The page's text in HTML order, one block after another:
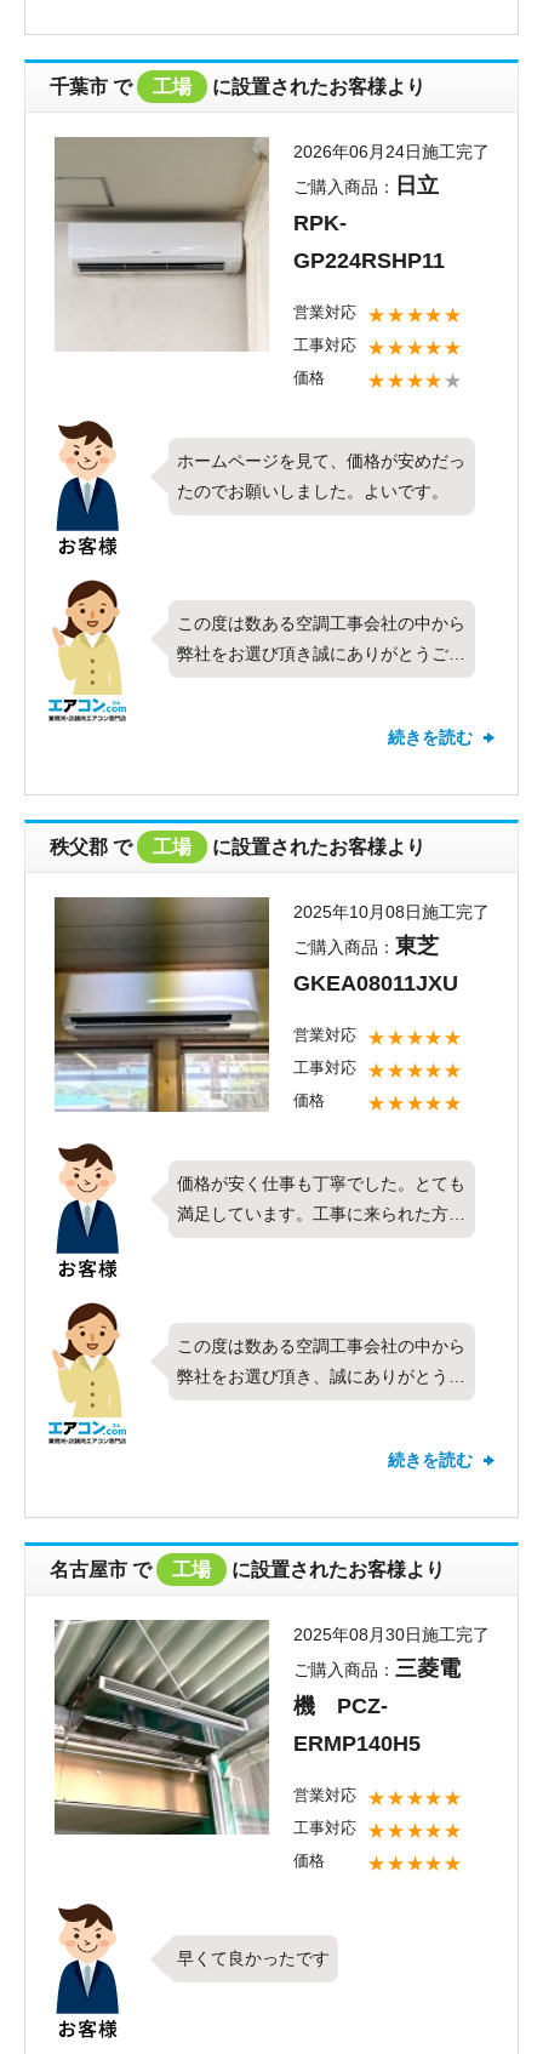
対応や価格についてお褒めのお言葉を
頂戴しありがとうございます。これか
らも全てのお客様にご満足頂けるよう
社員一同精進して参りたいと思いま
す。お取り付けしたエアコンの調子は
いかがでしょうか？お使い頂く中で気
になることやお困りごとがございまし
後ともエアコンコムをよろしくお願い
いたします。
千葉市 で 工場 に設置されたお客様より
2026年06月24日施工完了
ご購入商品：
日立
RPK-
GP224RSHP11
営業対応 ★★★★★
工事対応 ★★★★★
価格 ★★★★★
ホームページを見て、価格が安めだっ
たのでお願いしました。よいです。
この度は数ある空調工事会社の中から
弊社をお選び頂き誠にありがとうござ
います。今回は日立製業務用エアコン
り付けさせて頂きました。対応につい
お言葉を頂き、お客様にご満足頂くこ
とが出来てとても嬉しく思います。新
しくお取り付けしたエアコンの調子は
いかがでしょうか？快適にお過ごし頂
けていれば何よりでございます。お使
い頂く中でお困りごとなどがございま
したらお気軽にご相談下さいませ。今
後ともエアコンコムをよろしくお願い
します。
続きを読む
秩父郡 で 工場 に設置されたお客様より
2025年10月08日施工完了
ご購入商品： 東芝
GKEA08011JXU
営業対応 ★★★★★
工事対応 ★★★★★
価格 ★★★★★
価格が安く仕事も丁寧でした。とても
満足しています。工事に来られた方々
もとても素晴らしい仕事内容でした。
この度は数ある空調工事会社の中から
弊社をお選び頂き、誠にありがとうご
ざいます。今回は東芝製業務用エアコ
付けさせて頂きました。対応や価格な
います。お褒めのお言葉もたくさん頂
戴しありがとうございます。これから
も全てのお客様にご満足頂けるよう社
員一同頑張って参りたいと思います。
新しくお取り付けしたエアコンの調子
はいかがでしょうか？快適にご使用頂
けていれば何よりです。今後お使い頂
く中で何かお困りごとがございました
らご相談ください。またのご利用を心
よりお待ちしております。
続きを読む
名古屋市 で 工場 に設置されたお客様より
2025年08月30日施工完了
ご購入商品： 三菱電
機 PCZ-
ERMP140H5
営業対応 ★★★★★
工事対応 ★★★★★
価格 ★★★★★
早くて良かったです